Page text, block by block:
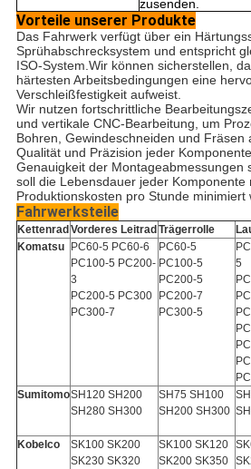
zusenden.
Vorteile unserer Produkte
Das Fahrwerk verfügt über ein
Sprühabschrecksystem und entspricht
ISO-System.Wir können sicherstellen,
härtesten Arbeitsbedingungen eine
Verschleißfestigkeit aufweist.
Wir nutzen fortschrittliche
und vertikale CNC-Bearbeitung, um
Bohren, Gewindeschneiden und Fräsen
Qualität und Präzision jeder
Genauigkeit der Montageabmessungen
soll die Lebensdauer jeder Komponente
Produktionskosten pro Stunde minimiert
Fahrwerksteile
Kettenrad Vorderes Leitrad Trägerrolle
Komatsu
PC60-5 PC60-6
PC100-5 PC200-
3
PC200-5 PC300
PC300-7
PC60-5
PC100-5
PC200-5
PC200-7
PC300-5
5
SumitomoSH120 SH200
SH280 SH300
SH75 SH100
SH200 SH300
Kobelco
SK100 SK200
SK230 SK320
SK100 SK120
SK200 SK350